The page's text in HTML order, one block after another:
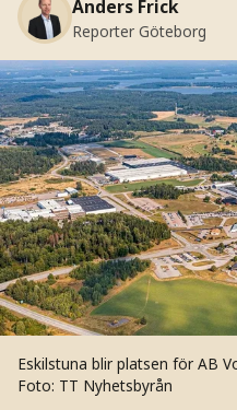
Anders Frick
Reporter Göteborg
Eskilstuna blir platsen för AB
Foto: TT Nyhetsbyrån